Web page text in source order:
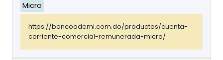
Micro
https://bancoademi.com.do/productos/cuenta-
corriente-comercial-remunerada-micro/